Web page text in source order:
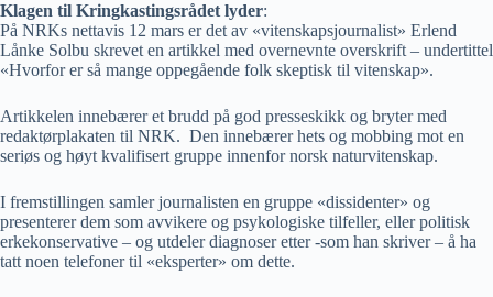
Klagen til Kringkastingsrådet lyder:
På NRKs nettavis 12 mars er det av «vitenskapsjournalist» Erlend
Lånke Solbu skrevet en artikkel med overnevnte overskrift – undertittel
«Hvorfor er så mange oppegående folk skeptisk til vitenskap».
Artikkelen innebærer et brudd på god presseskikk og bryter med
redaktørplakaten til NRK. Den innebærer hets og mobbing mot en
seriøs og høyt kvalifisert gruppe innenfor norsk naturvitenskap.
I fremstillingen samler journalisten en gruppe «dissidenter» og
presenterer dem som avvikere og psykologiske tilfeller, eller politisk
erkekonservative – og utdeler diagnoser etter -som han skriver – å ha
tatt noen telefoner til «eksperter» om dette.